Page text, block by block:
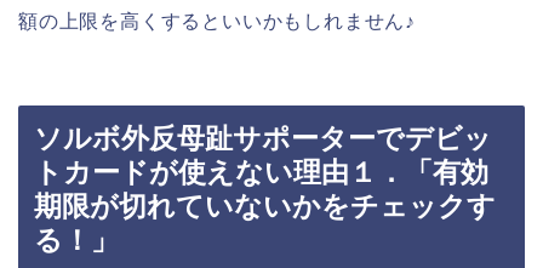
額の上限を高くするといいかもしれません♪
ソルボ外反母趾サポーターでデビッ
トカードが使えない理由１．「有効
期限が切れていないかをチェックす
る！」